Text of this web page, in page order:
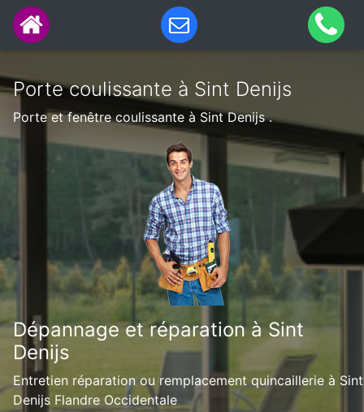
Porte coulissante à Sint Denijs
Porte et fenêtre coulissante à Sint Denijs .
Dépannage et réparation à Sint
Denijs
Entretien réparation ou remplacement quincaillerie à Sint
Denijs Flandre Occidentale